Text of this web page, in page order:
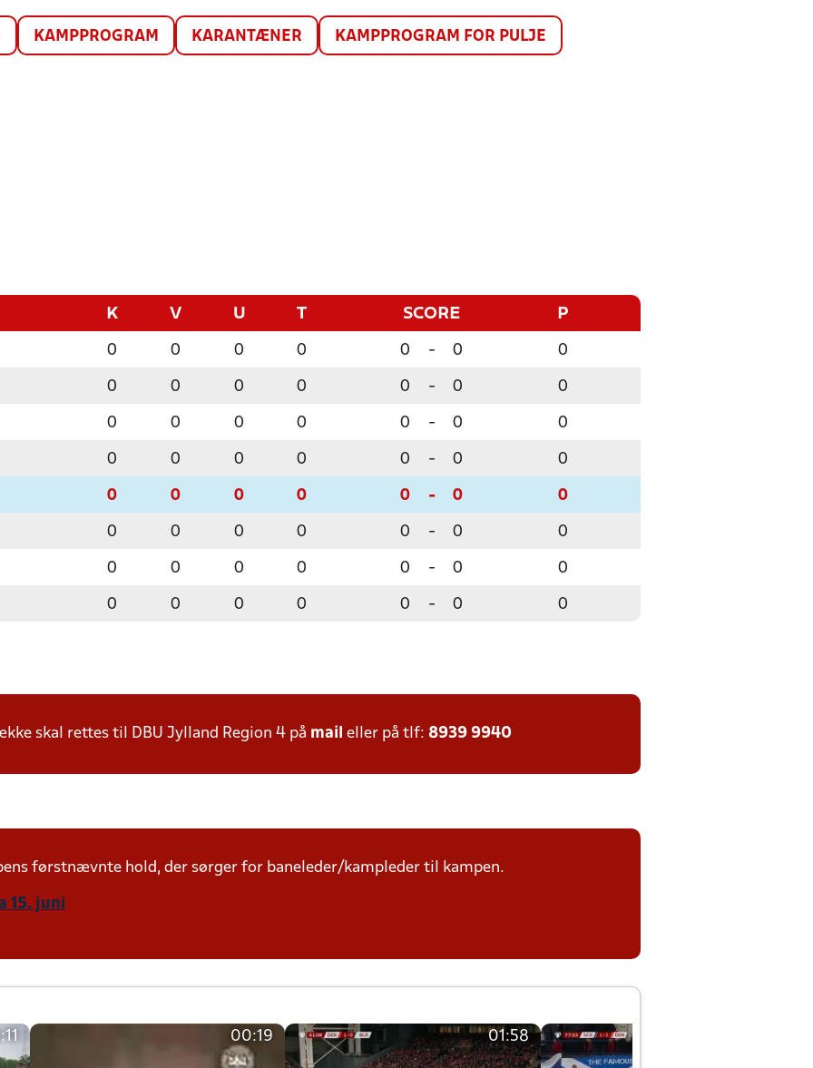
KAMPPROGRAM KARANTÆNER KAMPPROGRAM FOR PULJE
K V U T SCORE P
0 0 0 0 0 - 0 0
0 0 0 0 0 - 0 0
0 0 0 0 0 - 0 0
0 0 0 0 0 - 0 0
0 0 0 0 0 - 0 0
0 0 0 0 0 - 0 0
0 0 0 0 0 - 0 0
0 0 0 0 0 - 0 0
skal rettes til DBU Jylland Region 4 på mail eller på tlf: 8939 9940
førstnævnte hold, der sørger for baneleder/kampleder til kampen.
15. juni
00:19 01:58